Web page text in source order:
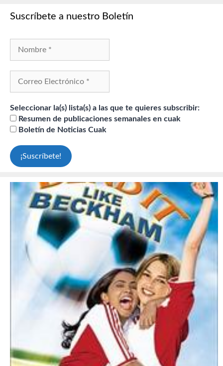
Suscríbete a nuestro Boletín
Seleccionar la(s) lista(s) a las que te quieres subscribir:
Resumen de publicaciones semanales en cuak
Boletín de Noticias Cuak